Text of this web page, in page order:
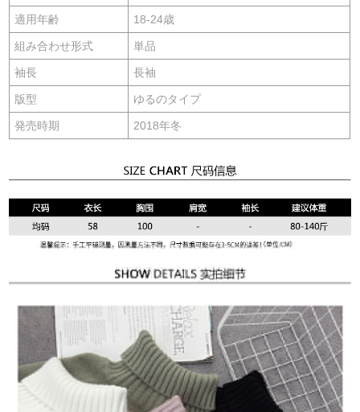
適用年齢 18-24歳
組み合わせ形式 単品
袖長 長袖
版型 ゆるのタイプ
発売時期 2018年冬